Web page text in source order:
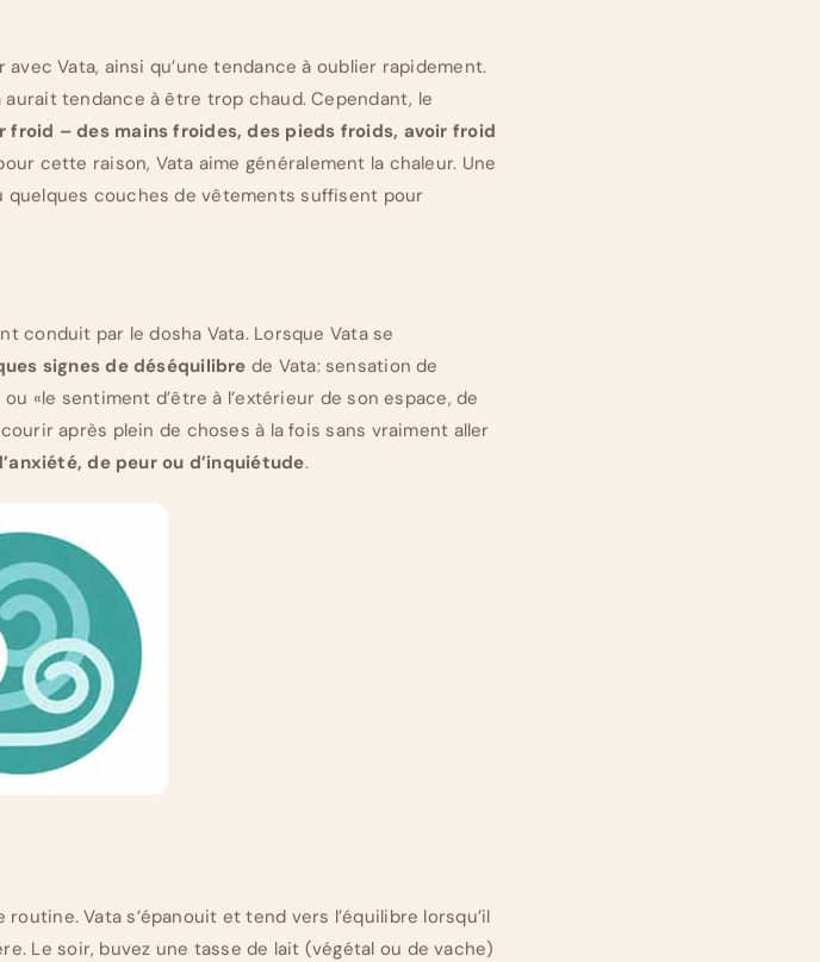
Vata, ainsi qu’une tendance à oublier rapidement.
tendance à être trop chaud. Cependant, le
– des mains froides, des pieds froids, avoir froid
cette raison, Vata aime généralement la chaleur. Une
couches de vêtements suffisent pour
conduit par le dosha Vata. Lorsque Vata se
signes de déséquilibre de Vata: sensation de
«le sentiment d’être à l’extérieur de son espace, de
après plein de choses à la fois sans vraiment aller
de peur ou d’inquiétude.
Vata s’épanouit et tend vers l’équilibre lorsqu’il
Le soir, buvez une tasse de lait (végétal ou de vache)